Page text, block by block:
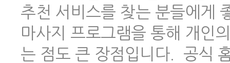
추천 서비스를 찾는 분들에게
마사지 프로그램을 통해 개인
는 점도 큰 장점입니다. 공식